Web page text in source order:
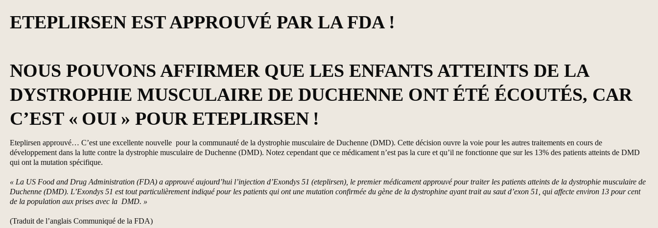
ETEPLIRSEN EST APPROUVÉ PAR LA FDA !
NOUS POUVONS AFFIRMER QUE LES ENFANTS ATTEINTS DE LA
DYSTROPHIE MUSCULAIRE DE DUCHENNE ONT ÉTÉ ÉCOUTÉS, CAR
C’EST « OUI » POUR ETEPLIRSEN !
Eteplirsen approuvé… C’est une excellente nouvelle pour la communauté de la dystrophie musculaire de Duchenne (DMD). Cette décision ouvre la voie pour les autres traitements en cours de
développement dans la lutte contre la dystrophie musculaire de Duchenne (DMD). Notez cependant que ce médicament n’est pas la cure et qu’il ne fonctionne que sur les 13% des patients atteints de DMD
qui ont la mutation spécifique.
« La US Food and Drug Administration (FDA) a approuvé aujourd’hui l’injection d’Exondys 51 (eteplirsen), le premier médicament approuvé pour traiter les patients atteints de la dystrophie musculaire de
Duchenne (DMD). L’Exondys 51 est tout particulièrement indiqué pour les patients qui ont une mutation confirmée du gène de la dystrophine ayant trait au saut d’exon 51, qui affecte environ 13 pour cent
de la population aux prises avec la DMD. »
(Traduit de l’anglais Communiqué de la FDA)